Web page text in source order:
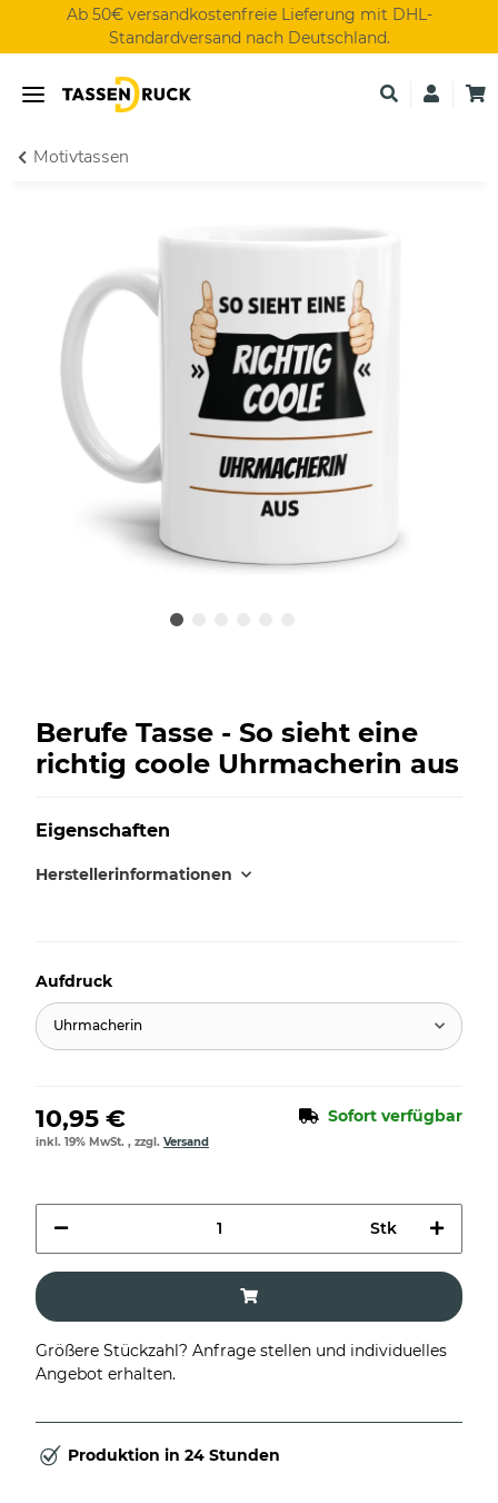
Ab 50€ versandkostenfreie Lieferung mit DHL-
Standardversand nach Deutschland.
Motivtassen
Berufe Tasse - So sieht eine
richtig coole Uhrmacherin aus
Eigenschaften
Herstellerinformationen
Aufdruck
Uhrmacherin
10,95 € Sofort verfügbar
inkl. 19% MwSt. , zzgl. Versand
Stk
Größere Stückzahl? Anfrage stellen und individuelles
Angebot erhalten.
Produktion in 24 Stunden